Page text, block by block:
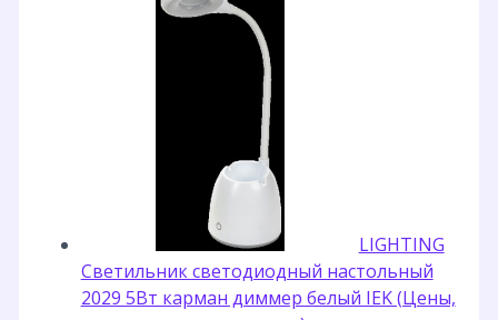
LIGHTING
Светильник светодиодный настольный
2029 5Вт карман диммер белый IEK (Цены,